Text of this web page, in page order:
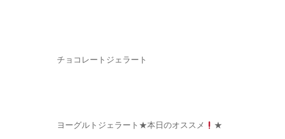
チョコレート ジェラート
ヨーグルトジェラート ★本日のオススメ ★